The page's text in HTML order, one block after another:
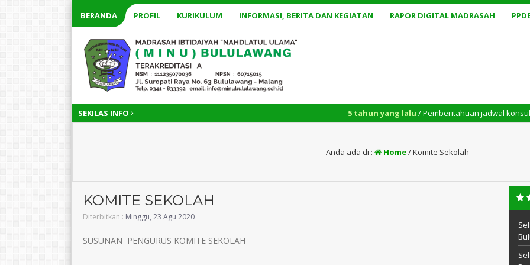
BERANDA PROFIL KURIKULUM INFORMASI, BERITA DAN KEGIATAN RAPOR DIGITAL MADRASAH
SEKILAS INFO 5 tahun yang lalu/ Pemberitahuan jadwal konsultasi
Anda ada di : Home/Komite Sekolah
KOMITE SEKOLAH
Diterbitkan : Minggu, 23 Agu 2020
SUSUNAN PENGURUS KOMITE SEKOLAH